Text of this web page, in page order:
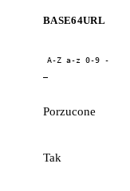
BASE64URL
A-Z a-z 0-9 -
Porzucone
Tak